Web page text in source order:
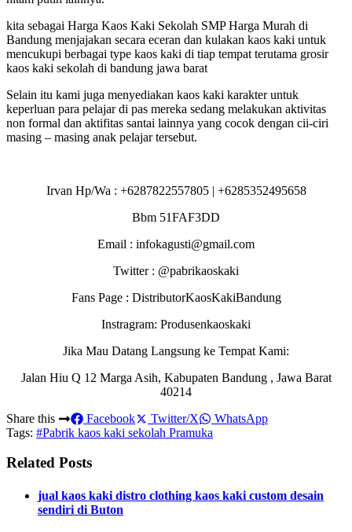
kita sebagai Harga Kaos Kaki Sekolah SMP Harga Murah di
Bandung menjajakan secara eceran dan kulakan kaos kaki untuk
mencukupi berbagai type kaos kaki di tiap tempat terutama grosir
kaos kaki sekolah di bandung jawa barat
Selain itu kami juga menyediakan kaos kaki karakter untuk
keperluan para pelajar di pas mereka sedang melakukan aktivitas
non formal dan aktifitas santai lainnya yang cocok dengan cii-ciri
masing – masing anak pelajar tersebut.
Irvan Hp/Wa : +6287822557805 | +6285352495658
Bbm 51FAF3DD
Email : infokagusti@gmail.com
Twitter : @pabrikaoskaki
Fans Page : DistributorKaosKakiBandung
Instragram: Produsenkaoskaki
Jika Mau Datang Langsung ke Tempat Kami:
Jalan Hiu Q 12 Marga Asih, Kabupaten Bandung , Jawa Barat
40214
Share this
Facebook Twitter/X
WhatsApp
Tags: #Pabrik kaos kaki sekolah Pramuka
Related Posts
jual kaos kaki distro clothing kaos kaki custom desain
sendiri di Buton